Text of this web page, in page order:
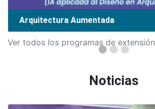
Arquitectura Aumentada
Ver todos los programas de extensión
Noticias